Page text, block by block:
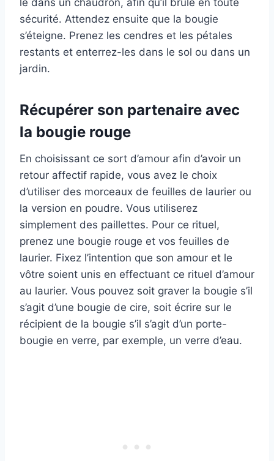
le dans un chaudron, afin qu’il brûle en toute
sécurité. Attendez ensuite que la bougie
s’éteigne. Prenez les cendres et les pétales
restants et enterrez-les dans le sol ou dans un
jardin.
Récupérer son partenaire avec
la bougie rouge
En choisissant ce sort d’amour afin d’avoir un
retour affectif rapide, vous avez le choix
d’utiliser des morceaux de feuilles de laurier ou
la version en poudre. Vous utiliserez
simplement des paillettes. Pour ce rituel,
prenez une bougie rouge et vos feuilles de
laurier. Fixez l’intention que son amour et le
vôtre soient unis en effectuant ce rituel d’amour
au laurier. Vous pouvez soit graver la bougie s’il
s’agit d’une bougie de cire, soit écrire sur le
récipient de la bougie s’il s’agit d’un porte-
bougie en verre, par exemple, un verre d’eau.